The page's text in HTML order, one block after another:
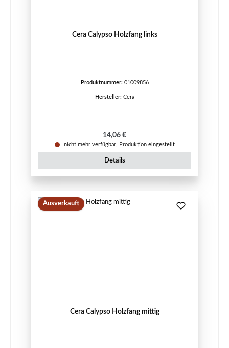
Cera Calypso Holzfang links
Produktnummer: 01009856
Hersteller: Cera
Regulärer Preis:
14,06 €
nicht mehr verfügbar, Produktion eingestellt
Details
Ausverkauft
Cera Calypso Holzfang mittig